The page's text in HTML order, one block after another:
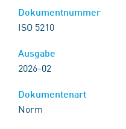
ISO 5210
2026-02
Norm